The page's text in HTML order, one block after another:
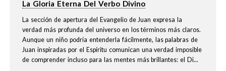
La Gloria Eterna Del Verbo Divino
La sección de apertura del Evangelio de Juan expresa la
verdad más profunda del universo en los términos más claros.
Aunque un niño podría entenderla fácilmente, las palabras de
Juan inspiradas por el Espíritu comunican una verdad imposible
de comprender incluso para las mentes más brillantes: el Di...